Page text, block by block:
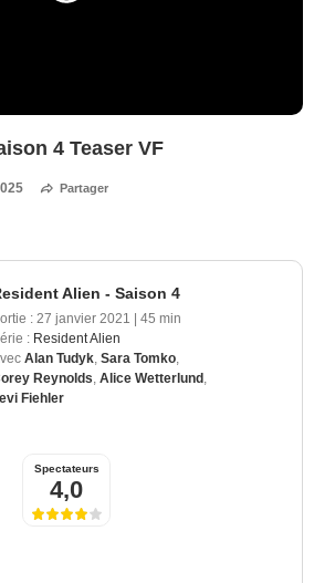
4 Teaser VF
Partager
Alien - Saison 4
: 27 janvier 2021 | 45 min
: Resident Alien
Alan Tudyk Sara Tomko
Reynolds Alice Wetterlund
Fiehler
Spectateurs
4,0